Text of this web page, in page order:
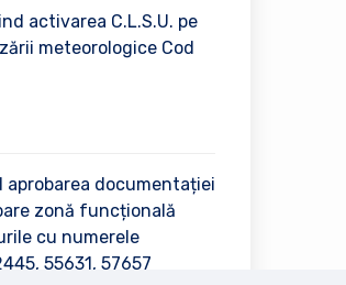
activarea C.L.S.U. pe
meteorologice Cod
documentației
zonă funcțională
cu numerele
55631, 57657